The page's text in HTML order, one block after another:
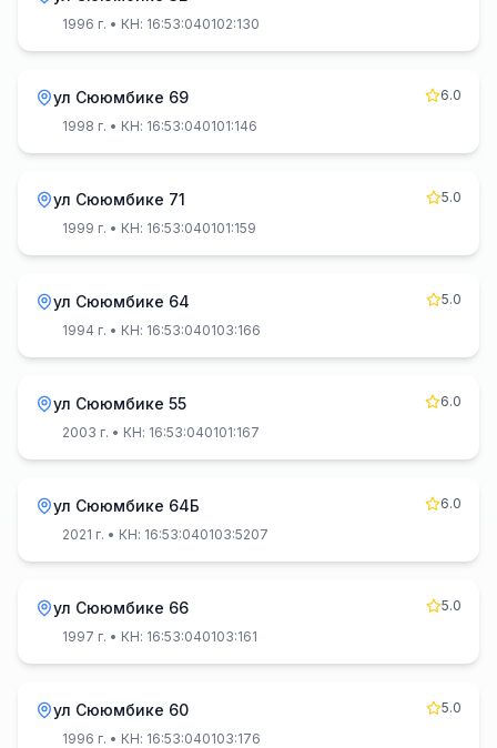
1996 г. • КН: 16:53:040102:130
ул Сююмбике 69
6.0
1998 г. • КН: 16:53:040101:146
ул Сююмбике 71
5.0
1999 г. • КН: 16:53:040101:159
ул Сююмбике 64
5.0
1994 г. • КН: 16:53:040103:166
ул Сююмбике 55
6.0
2003 г. • КН: 16:53:040101:167
ул Сююмбике 64Б
6.0
2021 г. • КН: 16:53:040103:5207
ул Сююмбике 66
5.0
1997 г. • КН: 16:53:040103:161
ул Сююмбике 60
5.0
1996 г. • КН: 16:53:040103:176